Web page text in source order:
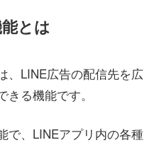
とは
、LINE広告の配信先を広
る機能です。
で、LINEアプリ内の各種